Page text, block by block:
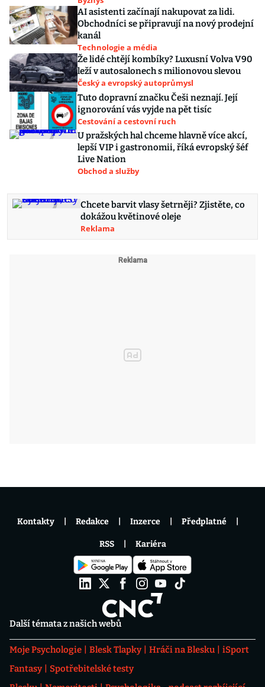
AI asistenti začínají nakupovat za lidi.
Obchodníci se připravují na nový prodejní
kanál
Technologie a média
Že lidé chtějí kombíky? Luxusní Volva V90
leží v autosalonech s milionovou slevou
Český a evropský autoprůmysl
Tuto dopravní značku Češi neznají. Její
ignorování vás vyjde na pět tisíc
Cestování a cestovní ruch
U pražských hal chceme hlavně více akcí,
lepší VIP i gastronomii, říká evropský šéf
Live Nation
Obchod a služby
Chcete barvit vlasy šetrněji? Zjistěte, co
dokážou květinové oleje
Reklama
Další témata z našich webů
Moje Psychologie Blesk Tlapky Hráči na Blesku
iSport
Fantasy
Spotřebitelské testy
Kontakty Redakce Inzerce Předplatné
RSS Kariéra